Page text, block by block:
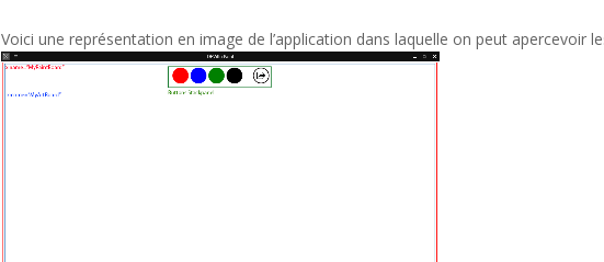
Voici une représentation en image de l’application dans laquelle on peut apercevoir